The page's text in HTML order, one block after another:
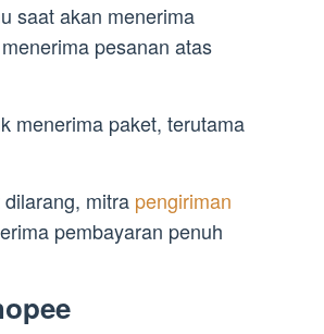
saat akan menerima
pesanan atas
menerima paket, terutama
mitra pengiriman
pembayaran penuh